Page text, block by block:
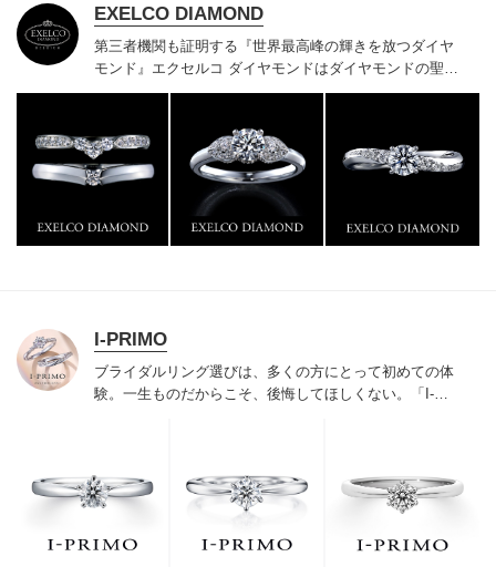
EXELCO DIAMOND
第三者機関も証明する『世界最高峰の輝きを放つダイヤ
モンド』 エクセルコ ダイヤモンドはダイヤモンドの聖地
ベルギー発祥で200年以上の歴史がある真のカッターズ
門店としてリングのデザインや品質にもこだわっていま
す。おふたりに本物の輝きを一生身に着けていただきた
い想いで「ヴァージン・ダイヤモンド」「ハードプラチ
ナ」「保証内容」にこだわっています。
I-PRIMO
ブライダルリング選びは、多くの方にとって初めての体
験。一生ものだからこそ、後悔してほしくない。「I-
でお待ちしております。リング選びの最初の一歩をご一
緒に。まずは、アイプリモへ。